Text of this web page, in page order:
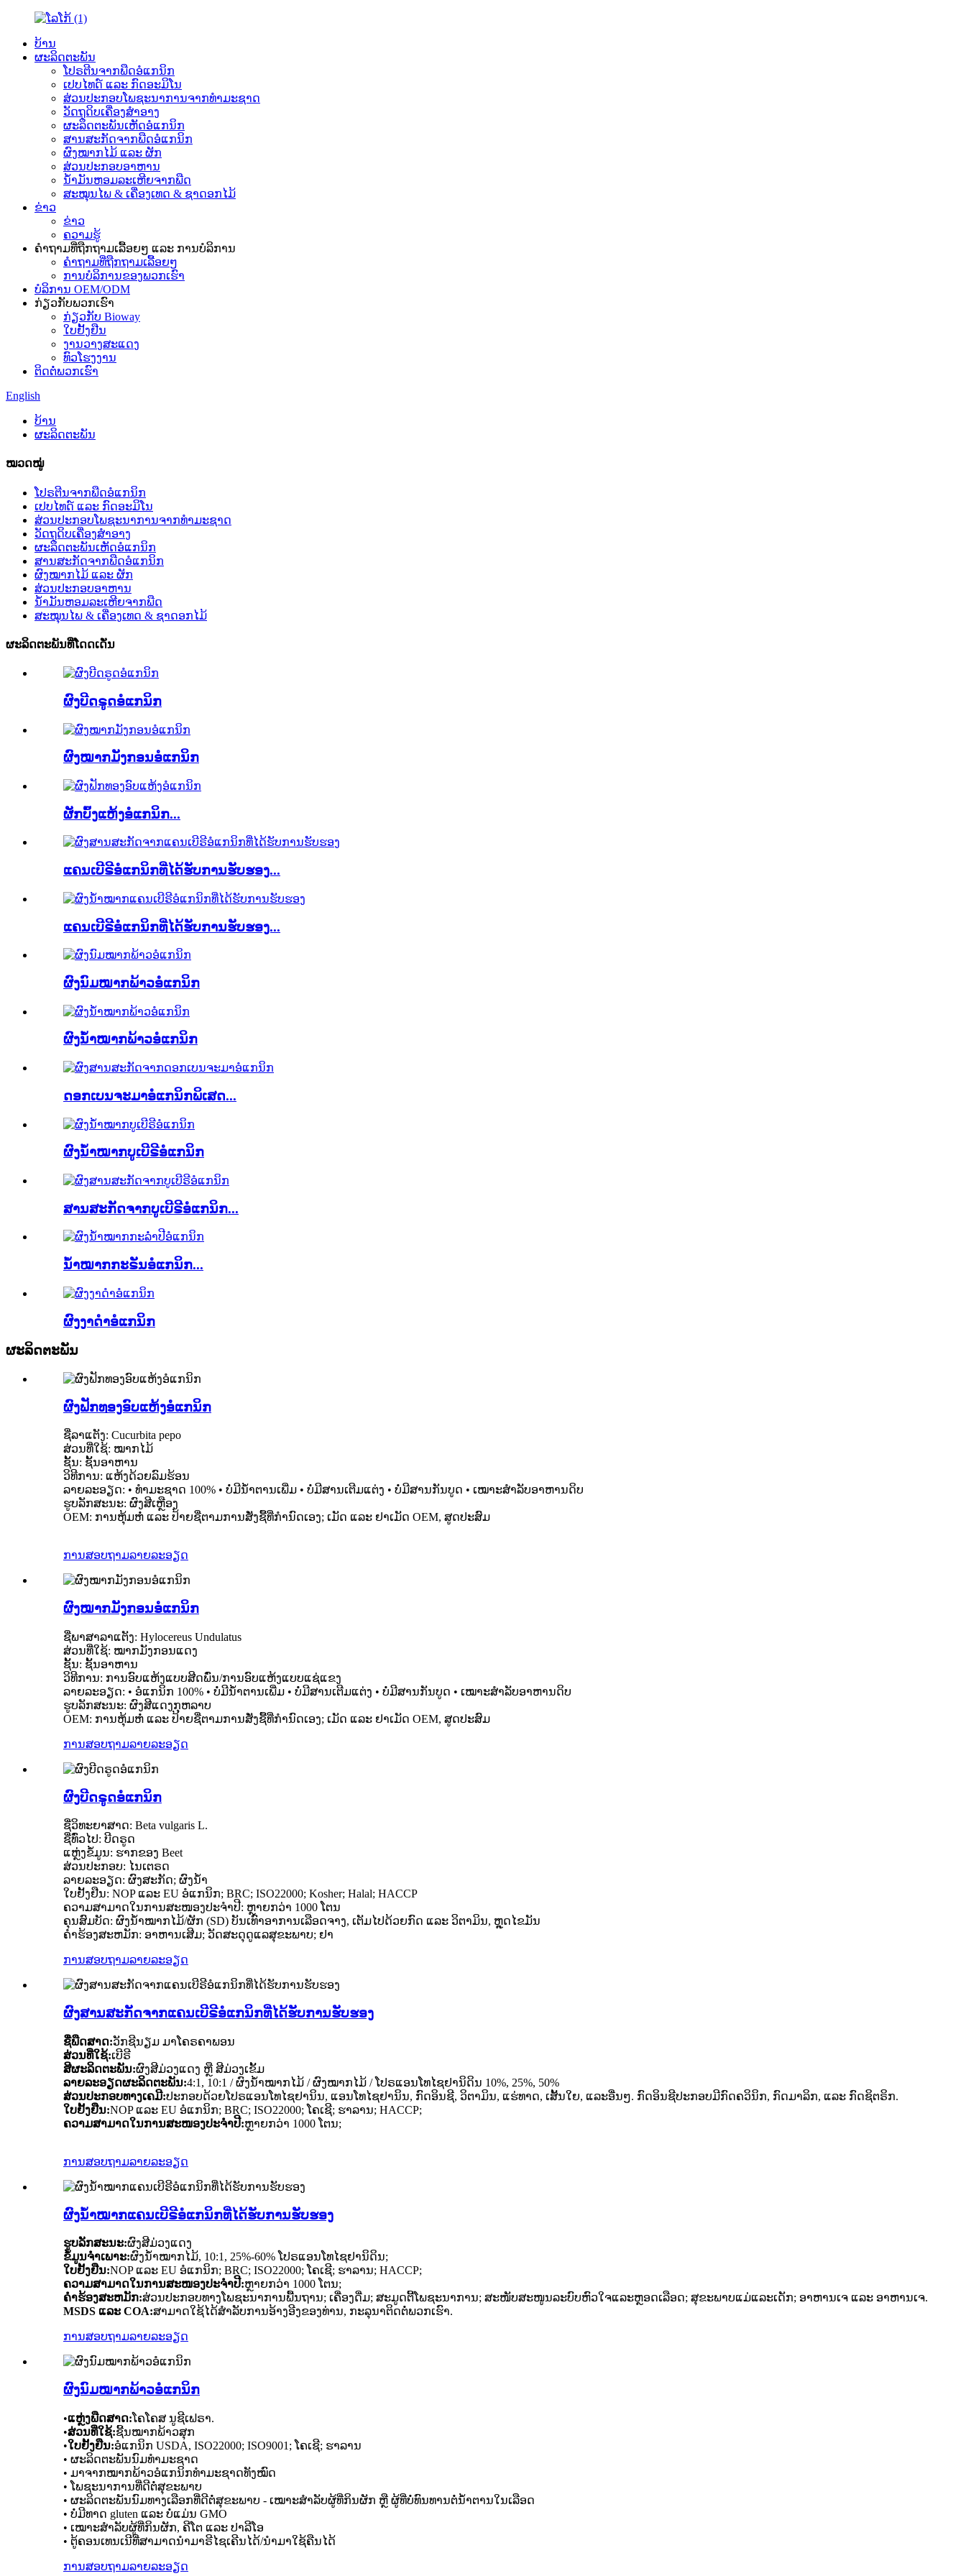
ບ້ານ
ຜະລິດຕະພັນ
ໂປຣຕີນຈາກພືດອໍແກນິກ
ເປບໄທດ໌ ແລະ ກົດອະມິໂນ
ສ່ວນປະກອບໂພຊະນາການຈາກທຳມະຊາດ
ວັດຖຸດິບເຄື່ອງສຳອາງ
ຜະລິດຕະພັນເຫັດອໍແກນິກ
ສານສະກັດຈາກພືດອໍແກນິກ
ຜົງໝາກໄມ້ ແລະ ຜັກ
ສ່ວນປະກອບອາຫານ
ນ້ຳມັນຫອມລະເຫີຍຈາກພືດ
ສະໝຸນໄພ & ເຄື່ອງເທດ & ຊາດອກໄມ້
ຂ່າວ
ຂ່າວ
ຄວາມຮູ້
ຄຳຖາມທີ່ຖືກຖາມເລື້ອຍໆ ແລະ ການບໍລິການ
ຄຳຖາມທີ່ຖືກຖາມເລື້ອຍໆ
ການບໍລິການຂອງພວກເຮົາ
ບໍລິການ OEM/ODM
ກ່ຽວກັບພວກເຮົາ
ກ່ຽວກັບ Bioway
ໃບຢັ້ງຢືນ
ງານວາງສະແດງ
ທົວໂຮງງານ
ຕິດຕໍ່ພວກເຮົາ
English
ບ້ານ
ຜະລິດຕະພັນ
ໝວດໝູ່
ໂປຣຕີນຈາກພືດອໍແກນິກ
ເປບໄທດ໌ ແລະ ກົດອະມິໂນ
ສ່ວນປະກອບໂພຊະນາການຈາກທຳມະຊາດ
ວັດຖຸດິບເຄື່ອງສຳອາງ
ຜະລິດຕະພັນເຫັດອໍແກນິກ
ສານສະກັດຈາກພືດອໍແກນິກ
ຜົງໝາກໄມ້ ແລະ ຜັກ
ສ່ວນປະກອບອາຫານ
ນ້ຳມັນຫອມລະເຫີຍຈາກພືດ
ສະໝຸນໄພ & ເຄື່ອງເທດ & ຊາດອກໄມ້
ຜະລິດຕະພັນທີ່ໂດດເດັ່ນ
ຜົງບີດຣູດອໍແກນິກ
ຜົງໝາກມັງກອນອໍແກນິກ
ຜັກບົ້ງແຫ້ງອໍແກນິກ...
ແຄນເບີຣີອໍແກນິກທີ່ໄດ້ຮັບການຮັບຮອງ...
ແຄນເບີຣີອໍແກນິກທີ່ໄດ້ຮັບການຮັບຮອງ...
ຜົງນົມໝາກພ້າວອໍແກນິກ
ຜົງນ້ຳໝາກພ້າວອໍແກນິກ
ດອກເບນຈະມາອໍແກນິກພິເສດ...
ຜົງນ້ຳໝາກບູເບີຣີອໍແກນິກ
ສານສະກັດຈາກບູເບີຣີອໍແກນິກ...
ນ້ຳໝາກກະຣັນອໍແກນິກ...
ຜົງງາດຳອໍແກນິກ
ຜະລິດຕະພັນ
ຜົງຟັກທອງອົບແຫ້ງອໍແກນິກ
ຊື່ລາແຕັງ: Cucurbita pepo
ສ່ວນທີ່ໃຊ້: ໝາກໄມ້
ຊັ້ນ: ຊັ້ນອາຫານ
ວິທີການ: ແຫ້ງດ້ວຍລົມຮ້ອນ
ລາຍລະອຽດ: • ທຳມະຊາດ 100% • ບໍ່ມີນໍ້າຕານເພີ່ມ • ບໍ່ມີສານເຕີມແຕ່ງ • ບໍ່ມີສານກັນບູດ • ເໝາະສຳລັບອາຫານດິບ
ຮູບລັກສະນະ: ຜົງສີເຫຼືອງ
OEM: ການຫຸ້ມຫໍ່ ແລະ ປ້າຍຊື່ຕາມການສັ່ງຊື້ທີ່ກຳນົດເອງ; ເມັດ ແລະ ຢາເມັດ OEM, ສູດປະສົມ
ການສອບຖາມລາຍລະອຽດ
ຜົງໝາກມັງກອນອໍແກນິກ
ຊື່ພາສາລາແຕັງ: Hylocereus Undulatus
ສ່ວນທີ່ໃຊ້: ໝາກມັງກອນແດງ
ຊັ້ນ: ຊັ້ນອາຫານ
ວິທີການ: ການອົບແຫ້ງແບບສີດພົ່ນ/ການອົບແຫ້ງແບບແຊ່ແຂງ
ລາຍລະອຽດ: • ອໍແກນິກ 100% • ບໍ່ມີນໍ້າຕານເພີ່ມ • ບໍ່ມີສານເຕີມແຕ່ງ • ບໍ່ມີສານກັນບູດ • ເໝາະສຳລັບອາຫານດິບ
ຮູບລັກສະນະ: ຜົງສີແດງກຸຫລາບ
OEM: ການຫຸ້ມຫໍ່ ແລະ ປ້າຍຊື່ຕາມການສັ່ງຊື້ທີ່ກຳນົດເອງ; ເມັດ ແລະ ຢາເມັດ OEM, ສູດປະສົມ
ການສອບຖາມລາຍລະອຽດ
ຜົງບີດຣູດອໍແກນິກ
ຊື່ວິທະຍາສາດ: Beta vulgaris L.
ຊື່ທົ່ວໄປ: ບີດຣູດ
ແຫຼ່ງຂໍ້ມູນ: ຮາກຂອງ Beet
ສ່ວນປະກອບ: ໄນເຕຣດ
ລາຍລະອຽດ: ຜົງສະກັດ; ຜົງນ້ຳ
ໃບຢັ້ງຢືນ: NOP ແລະ EU ອໍແກນິກ; BRC; ISO22000; Kosher; Halal; HACCP
ຄວາມສາມາດໃນການສະໜອງປະຈຳປີ: ຫຼາຍກວ່າ 1000 ໂຕນ
ຄຸນສົມບັດ: ຜົງນ້ຳໝາກໄມ້/ຜັກ (SD) ບັນເທົາອາການເລືອດຈາງ, ເຕັມໄປດ້ວຍກົດ ແລະ ວິຕາມິນ, ຫຼຸດໄຂມັນ
ຄໍາຮ້ອງສະຫມັກ: ອາຫານເສີມ; ວັດສະດຸດູແລສຸຂະພາບ; ຢາ
ການສອບຖາມລາຍລະອຽດ
ຜົງສານສະກັດຈາກແຄນເບີຣີອໍແກນິກທີ່ໄດ້ຮັບການຮັບຮອງ
ຊື່ພືດສາດ:ວັກຊີນຽມ ມາໂຄຣຄາພອນ
ສ່ວນທີ່ໃຊ້:ເບີຣີ
ສີຜະລິດຕະພັນ:ຜົງສີມ່ວງແດງ ຫຼື ສີມ່ວງເຂັ້ມ
ລາຍລະອຽດຜະລິດຕະພັນ:4:1, 10:1 / ຜົງນ້ຳໝາກໄມ້ / ຜົງໝາກໄມ້ / ໂປຣແອນໂທໄຊຢານິດິນ 10%, 25%, 50%
ສ່ວນປະກອບທາງເຄມີ:ປະກອບດ້ວຍໂປຣແອນໂທໄຊຢານິນ, ແອນໂທໄຊຢານິນ, ກົດອິນຊີ, ວິຕາມິນ, ແຮ່ທາດ, ເສັ້ນໃຍ, ແລະອື່ນໆ. ກົດອິນຊີປະກອບມີກົດຄວິນິກ, ກົດມາລິກ, ແລະ ກົດຊິຕຣິກ.
ໃບຢັ້ງຢືນ:NOP ແລະ EU ອໍແກນິກ; BRC; ISO22000; ໂຄເຊີ; ຮາລານ; HACCP;
ຄວາມສາມາດໃນການສະໜອງປະຈຳປີ:ຫຼາຍກວ່າ 1000 ໂຕນ;
ການສອບຖາມລາຍລະອຽດ
ຜົງນ້ຳໝາກແຄນເບີຣີອໍແກນິກທີ່ໄດ້ຮັບການຮັບຮອງ
ຮູບລັກສະນະ:ຜົງສີມ່ວງແດງ
ຂໍ້ມູນຈໍາເພາະ:ຜົງນ້ຳໝາກໄມ້, 10:1, 25%-60% ໂປຣແອນໂທໄຊຢານິດິນ;
ໃບຢັ້ງຢືນ:NOP ແລະ EU ອໍແກນິກ; BRC; ISO22000; ໂຄເຊີ; ຮາລານ; HACCP;
ຄວາມສາມາດໃນການສະໜອງປະຈຳປີ:ຫຼາຍກວ່າ 1000 ໂຕນ;
ຄໍາຮ້ອງສະຫມັກ:ສ່ວນປະກອບທາງໂພຊະນາການພື້ນຖານ; ເຄື່ອງດື່ມ; ສະມູດຕີ້ໂພຊະນາການ; ສະໜັບສະໜູນລະບົບຫົວໃຈແລະຫຼອດເລືອດ; ສຸຂະພາບແມ່ແລະເດັກ; ອາຫານເຈ ແລະ ອາຫານເຈ.
MSDS ແລະ COA:ສາມາດໃຊ້ໄດ້ສຳລັບການອ້າງອີງຂອງທ່ານ, ກະລຸນາຕິດຕໍ່ພວກເຮົາ.
ການສອບຖາມລາຍລະອຽດ
ຜົງນົມໝາກພ້າວອໍແກນິກ
•ແຫຼ່ງພືດສາດ:ໂຄໂຄສ ນູຊີເຟຣາ.
•ສ່ວນທີ່ໃຊ້:ຊີ້ນໝາກພ້າວສຸກ
•ໃບຢັ້ງຢືນ:ອໍແກນິກ USDA, ISO22000; ISO9001; ໂຄເຊີ; ຮາລານ
• ຜະລິດຕະພັນນົມທຳມະຊາດ
• ມາຈາກໝາກພ້າວອໍແກນິກທຳມະຊາດທັງໝົດ
• ໂພຊະນາການທີ່ດີຕໍ່ສຸຂະພາບ
• ຜະລິດຕະພັນນົມທາງເລືອກທີ່ດີຕໍ່ສຸຂະພາບ - ເໝາະສຳລັບຜູ້ທີ່ກິນຜັກ ຫຼື ຜູ້ທີ່ບໍ່ທົນທານຕໍ່ນ້ຳຕານໃນເລືອດ
• ບໍ່ມີທາດ gluten ແລະ ບໍ່ແມ່ນ GMO
• ເໝາະສຳລັບຜູ້ທີ່ກິນຜັກ, ຄີໂຕ ແລະ ປາລີໂອ
• ຕູ້ຄອນເທນເນີທີ່ສາມາດນຳມາຣີໄຊເຄີນໄດ້/ນຳມາໃຊ້ຄືນໄດ້
ການສອບຖາມລາຍລະອຽດ